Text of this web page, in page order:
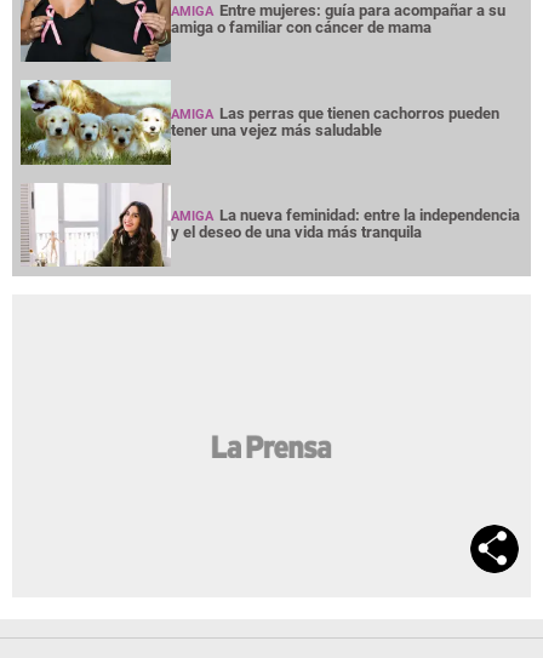
AMIGA Entre mujeres: guía para acompañar a su
amiga o familiar con cáncer de mama
AMIGA Las perras que tienen cachorros pueden
tener una vejez más saludable
AMIGA La nueva feminidad: entre la independencia
y el deseo de una vida más tranquila